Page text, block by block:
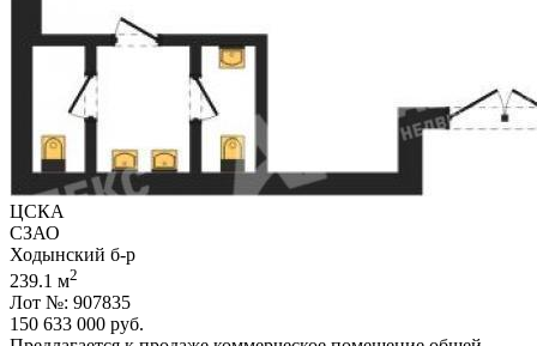
ЦСКА
СЗАО
Ходынский б-р
239.1 м2
Лот №: 907835
150 633 000 руб.